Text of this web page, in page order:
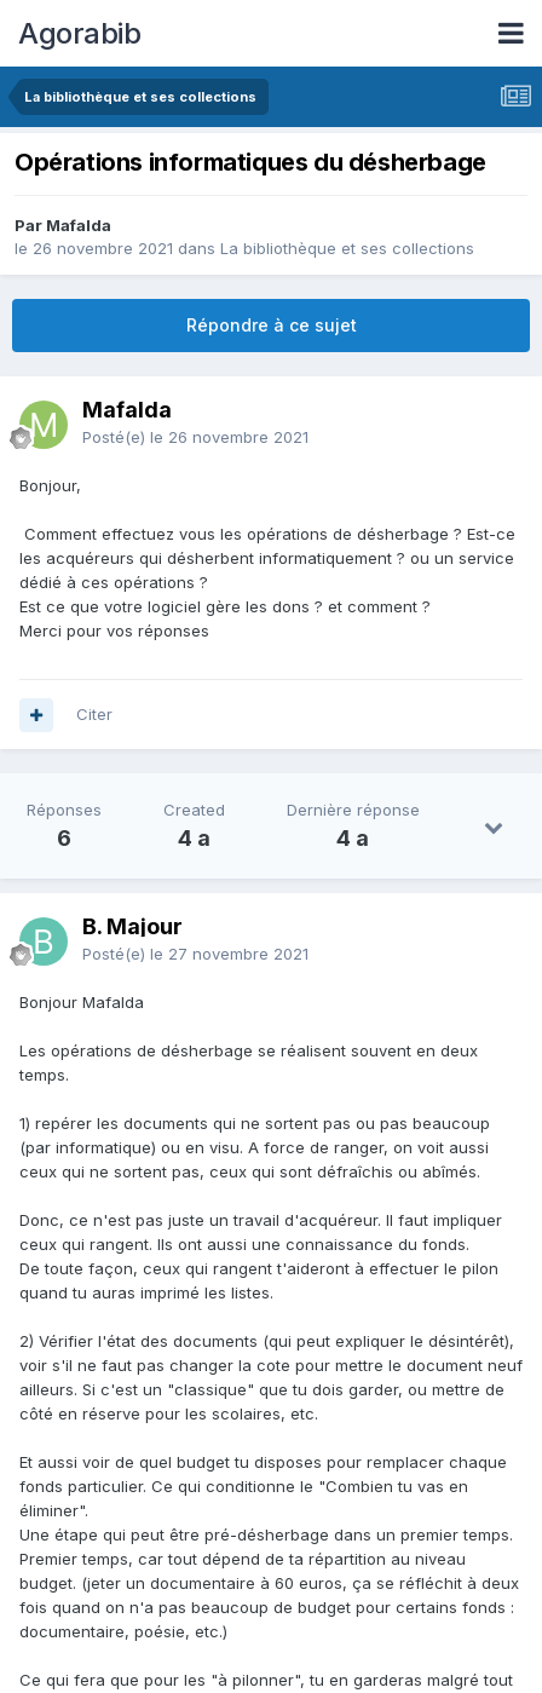
Agorabib
La bibliothèque et ses collections
Opérations informatiques du désherbage
Par Mafalda
le 26 novembre 2021 dans La bibliothèque et ses collections
Répondre à ce sujet
Mafalda
Posté(e) le 26 novembre 2021
Bonjour,
Comment effectuez vous les opérations de désherbage ? Est-ce
les acquéreurs qui désherbent informatiquement ? ou un service
dédié à ces opérations ?
Est ce que votre logiciel gère les dons ? et comment ?
Merci pour vos réponses
Citer
Réponses
6
Created
4 a
Dernière réponse
4 a
B. Majour
Posté(e) le 27 novembre 2021
Bonjour Mafalda
Les opérations de désherbage se réalisent souvent en deux
temps.
1) repérer les documents qui ne sortent pas ou pas beaucoup
(par informatique) ou en visu. A force de ranger, on voit aussi
ceux qui ne sortent pas, ceux qui sont défraîchis ou abîmés.
Donc, ce n'est pas juste un travail d'acquéreur. Il faut impliquer
ceux qui rangent. Ils ont aussi une connaissance du fonds.
De toute façon, ceux qui rangent t'aideront à effectuer le pilon
quand tu auras imprimé les listes.
2) Vérifier l'état des documents (qui peut expliquer le désintérêt),
voir s'il ne faut pas changer la cote pour mettre le document neuf
ailleurs. Si c'est un "classique" que tu dois garder, ou mettre de
côté en réserve pour les scolaires, etc.
Et aussi voir de quel budget tu disposes pour remplacer chaque
fonds particulier. Ce qui conditionne le "Combien tu vas en
éliminer".
Une étape qui peut être pré-désherbage dans un premier temps.
Premier temps, car tout dépend de ta répartition au niveau
budget. (jeter un documentaire à 60 euros, ça se réfléchit à deux
fois quand on n'a pas beaucoup de budget pour certains fonds :
documentaire, poésie, etc.)
Ce qui fera que pour les "à pilonner", tu en garderas malgré tout